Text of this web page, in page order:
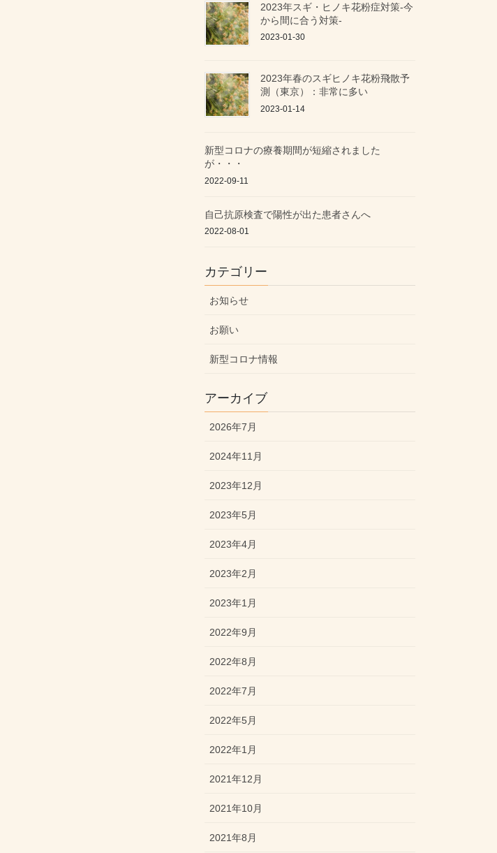
2023年スギ・ヒノキ花粉症対策-今
から間に合う対策-
2023-01-30
2023年春のスギヒノキ花粉飛散予
測（東京）：非常に多い
2023-01-14
新型コロナの療養期間が短縮されました
が・・・
2022-09-11
自己抗原検査で陽性が出た患者さんへ
2022-08-01
カテゴリー
お知らせ
お願い
新型コロナ情報
アーカイブ
2026年7月
2024年11月
2023年12月
2023年5月
2023年4月
2023年2月
2023年1月
2022年9月
2022年8月
2022年7月
2022年5月
2022年1月
2021年12月
2021年10月
2021年8月